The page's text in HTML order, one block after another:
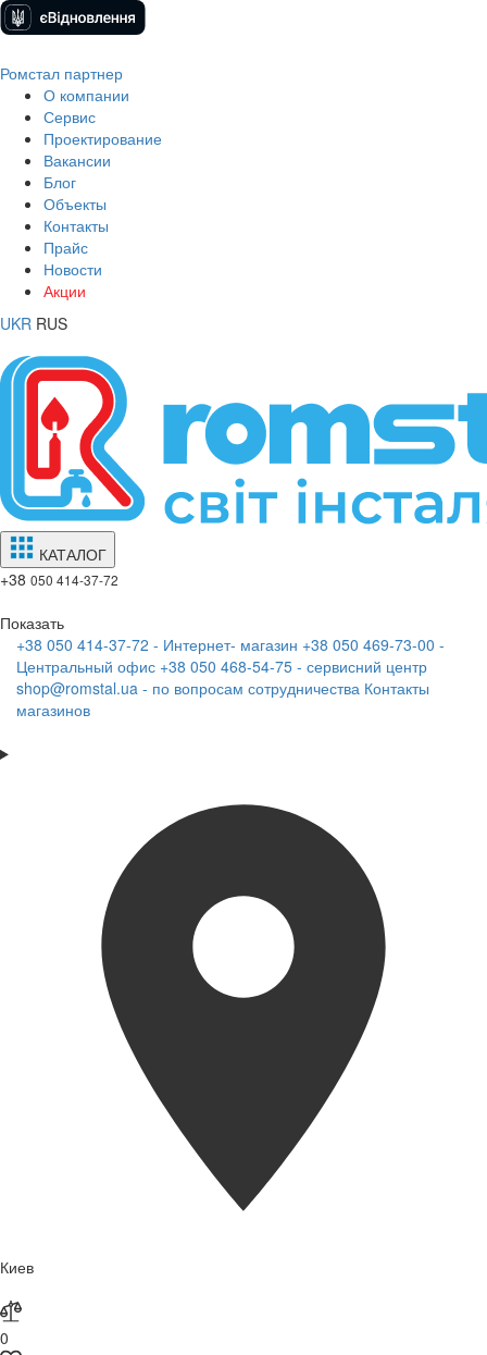
Ромстал партнер
О компании
Сервис
Проектирование
Вакансии
Блог
Объекты
Контакты
Прайс
Новости
Акции
UKR RUS
КАТАЛОГ
+38 050 414-37-72
Показать
+38 050 414-37-72 - Интернет- магазин +38 050 469-73-00 -
Центральный офис +38 050 468-54-75 - сервисний центр
shop@romstal.ua - по вопросам сотрудничества Контакты
магазинов
Киев
0